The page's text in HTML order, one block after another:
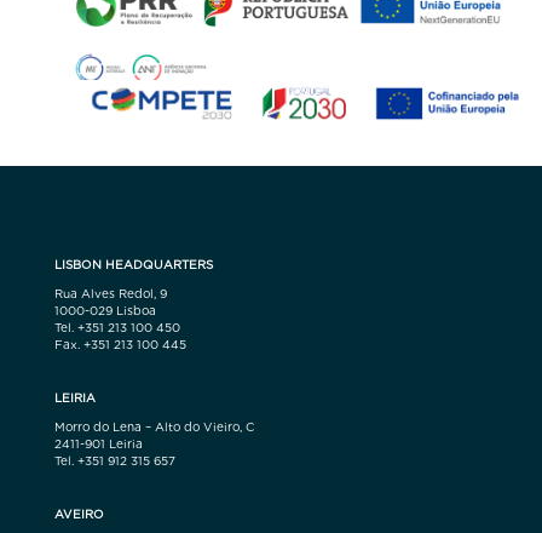
LISBON HEADQUARTERS
Rua Alves Redol, 9
1000-029 Lisboa
Tel. +351 213 100 450
Fax. +351 213 100 445
LEIRIA
Morro do Lena – Alto do Vieiro, C
2411-901 Leiria
Tel. +351 912 315 657
AVEIRO